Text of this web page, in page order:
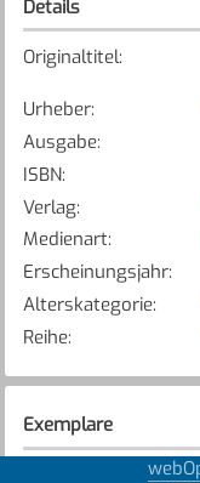
Details
Originaltitel:
Urheber:
Ausgabe:
ISBN:
Verlag:
Medienart:
Erscheinungsjahr:
Alterskategorie:
Reihe:
Exemplare